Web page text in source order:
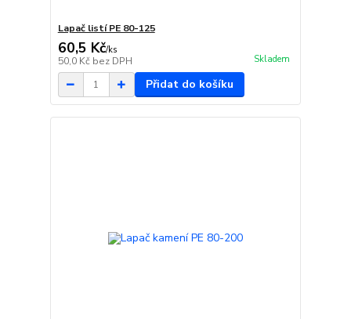
Lapač listí PE 80-125
60,5 Kč/ks
50,0 Kč bez DPH Skladem
Přidat do košíku